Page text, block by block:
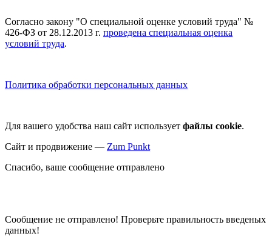
Согласно закону "О специальной оценке условий труда" №
426-ФЗ от 28.12.2013 г. проведена специальная оценка
условий труда.
Политика обработки персональных данных
Для вашего удобства наш сайт использует файлы cookie.
Сайт и продвижение — Zum Punkt
Спасибо, ваше сообщение отправлено
Сообщение не отправлено! Проверьте правильность введеных
данных!